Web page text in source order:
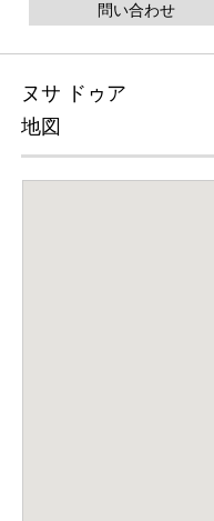
問い合わせ
ヌサ ドゥア
地図